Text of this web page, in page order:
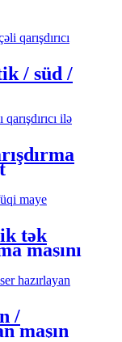
/ süd /
tək
maşını
/
maşın